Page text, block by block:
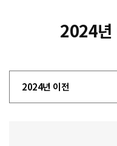
2024년
2024년 이전